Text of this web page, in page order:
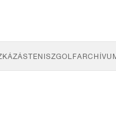
TENISZGOLF